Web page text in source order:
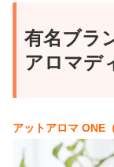
有名ブラ
アロマデ
アットアロマ ONE